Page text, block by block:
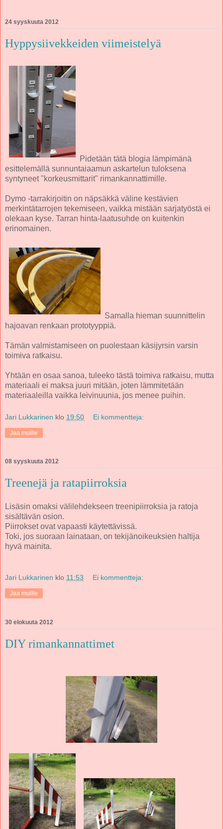
24 syyskuuta 2012
Hyppysiivekkeiden viimeistelyä
Pidetään tätä blogia lämpimänä
esittelemällä sunnuntaiaamun askartelun tuloksena
syntyneet "korkeusmittarit" rimankannattimille.
Dymo -tarrakirjoitin on näpsäkkä väline kestävien
merkintätarrojen tekemiseen, vaikka mistään sarjatyöstä ei
olekaan kyse. Tarran hinta-laatusuhde on kuitenkin
erinomainen.
Samalla hieman suunnittelin
hajoavan renkaan prototyyppiä.
Tämän valmistamiseen on puolestaan käsijyrsin varsin
toimiva ratkaisu.
Yhtään en osaa sanoa, tuleeko tästä toimiva ratkaisu, mutta
materiaali ei maksa juuri mitään, joten lämmitetään
materiaaleilla vaikka leivinuunia, jos menee puihin.
Jari Lukkarinen klo 19:50 Ei kommentteja:
Jaa muille
08 syyskuuta 2012
Treenejä ja ratapiirroksia
Lisäsin omaksi välilehdekseen treenipiirroksia ja ratoja
sisältävän osion.
Piirrokset ovat vapaasti käytettävissä.
Toki, jos suoraan lainataan, on tekijänoikeuksien haltija
hyvä mainita.
Jari Lukkarinen klo 11:53 Ei kommentteja:
Jaa muille
30 elokuuta 2012
DIY rimankannattimet